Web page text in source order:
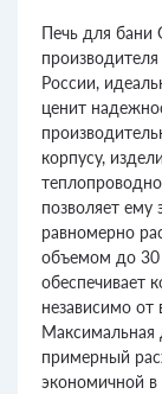
Печь для бани
России,
ценит
корпусу,
позволяет ему
равномерно
объемом до 30
обеспечивает
независимо от
Максимальная
примерный
экономичной в